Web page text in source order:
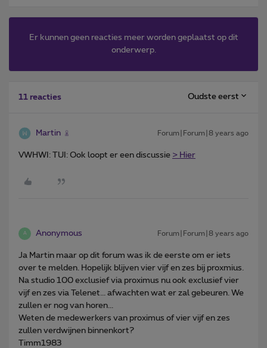
Er kunnen geen reacties meer worden geplaatst op dit
onderwerp.
11 reacties Oudste eerst
Martin Forum|Forum|8 years ago
VWHWI: TUI: Ook loopt er een discussie > Hier
A Anonymous Forum|Forum|8 years ago
Ja Martin maar op dit forum was ik de eerste om er iets
over te melden. Hopelijk blijven vier vijf en zes bij proxmius.
Na studio 100 exclusief via proximus nu ook exclusief vier
vijf en zes via Telenet... afwachten wat er zal gebeuren. We
zullen er nog van horen...
Weten de medewerkers van proximus of vier vijf en zes
zullen verdwijnen binnenkort?
Timm1983